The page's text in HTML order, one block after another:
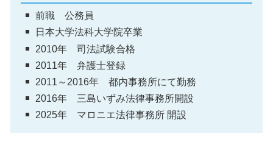
前職 公務員
日本大学法科大学院卒業
2010年 司法試験合格
2011年 弁護士登録
2011～2016年 都内事務所にて勤務
2016年 三島いずみ法律事務所開設
2025年 マロニエ法律事務所 開設